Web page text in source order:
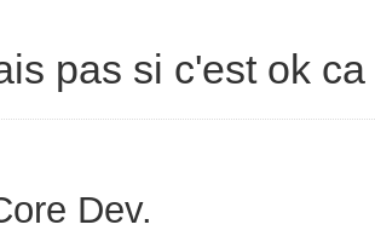
pas si c'est ok
Dev.